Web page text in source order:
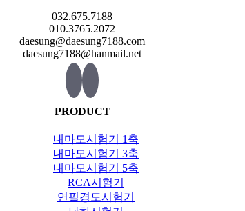
032.675.7188
010.3765.2072
daesung@daesung7188.com
daesung7188@hanmail.net
PRODUCT
내마모시험기 1축
내마모시험기 3축
내마모시험기 5축
RCA시험기
연필경도시험기